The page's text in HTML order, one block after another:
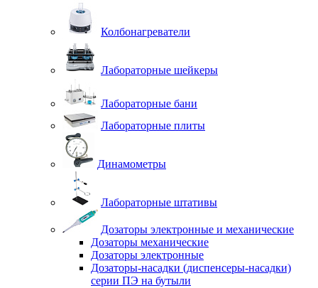
Колбонагреватели
Лабораторные шейкеры
Лабораторные бани
Лабораторные плиты
Динамометры
Лабораторные штативы
Дозаторы электронные и механические
Дозаторы механические
Дозаторы электронные
Дозаторы-насадки (диспенсеры-насадки)
серии ПЭ на бутыли